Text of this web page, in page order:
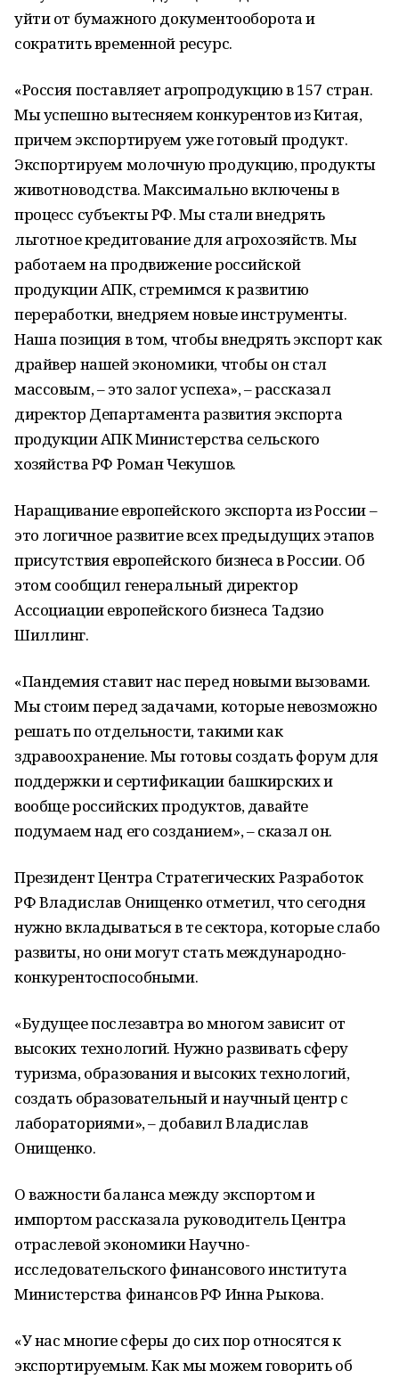
уйти от бумажного документооборота и
сократить временной ресурс.
«Россия поставляет агропродукцию в 157 стран.
Мы успешно вытесняем конкурентов из Китая,
причем экспортируем уже готовый продукт.
Экспортируем молочную продукцию, продукты
животноводства. Максимально включены в
процесс субъекты РФ. Мы стали внедрять
льготное кредитование для агрохозяйств. Мы
работаем на продвижение российской
продукции АПК, стремимся к развитию
переработки, внедряем новые инструменты.
Наша позиция в том, чтобы внедрять экспорт как
драйвер нашей экономики, чтобы он стал
массовым, – это залог успеха», – рассказал
директор Департамента развития экспорта
продукции АПК Министерства сельского
хозяйства РФ Роман Чекушов.
Наращивание европейского экспорта из России –
это логичное развитие всех предыдущих этапов
присутствия европейского бизнеса в России. Об
этом сообщил генеральный директор
Ассоциации европейского бизнеса Тадзио
Шиллинг.
«Пандемия ставит нас перед новыми вызовами.
Мы стоим перед задачами, которые невозможно
решать по отдельности, такими как
здравоохранение. Мы готовы создать форум для
поддержки и сертификации башкирских и
вообще российских продуктов, давайте
подумаем над его созданием», – сказал он.
Президент Центра Стратегических Разработок
РФ Владислав Онищенко отметил, что сегодня
нужно вкладываться в те сектора, которые слабо
развиты, но они могут стать международно-
конкурентоспособными.
«Будущее послезавтра во многом зависит от
высоких технологий. Нужно развивать сферу
туризма, образования и высоких технологий,
создать образовательный и научный центр с
лабораториями», – добавил Владислав
Онищенко.
О важности баланса между экспортом и
импортом рассказала руководитель Центра
отраслевой экономики Научно-
исследовательского финансового института
Министерства финансов РФ Инна Рыкова.
«У нас многие сферы до сих пор относятся к
экспортируемым. Как мы можем говорить об